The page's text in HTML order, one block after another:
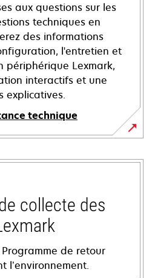
aux questions sur les
techniques en
des informations
l'entretien et
périphérique Lexmark,
interactifs et une
explicatives.
technique
collecte des
de retour
l’environnement.